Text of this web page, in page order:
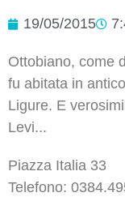
19/05/2015
Ottobiano, come
fu abitata in
Ligure. E
Levi...
Piazza Italia 33
Telefono: